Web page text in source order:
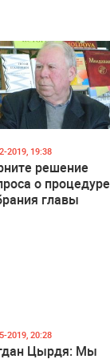
2019, 19:38
решение
о процедуре
главы
2019, 20:28
Цырдя: Мы